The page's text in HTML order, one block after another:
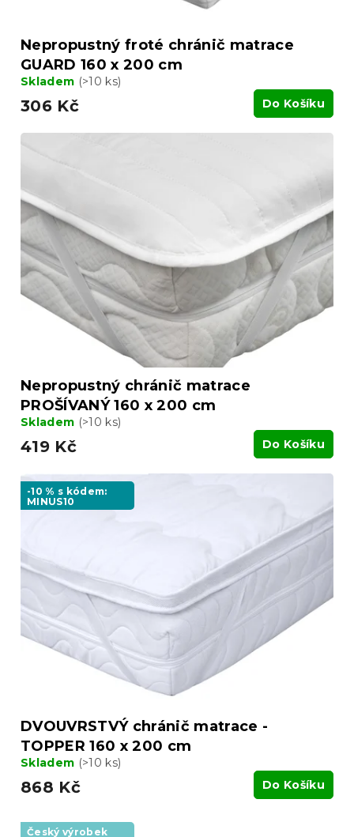
Nepropustný froté chránič matrace
GUARD 160 x 200 cm
Skladem (>10 ks)
306 Kč Do Košíku
Nepropustný chránič matrace
PROŠÍVANÝ 160 x 200 cm
Skladem (>10 ks)
419 Kč Do Košíku
-10 % s kódem:
MINUS10
DVOUVRSTVÝ chránič matrace -
TOPPER 160 x 200 cm
Skladem (>10 ks)
868 Kč Do Košíku
Český výrobek